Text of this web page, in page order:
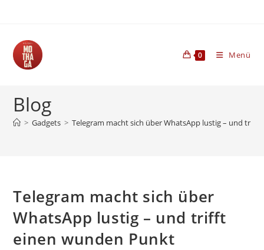
0 Menü
Blog
> Gadgets > Telegram macht sich über WhatsApp lustig – und
Telegram macht sich über
WhatsApp lustig – und trifft
einen wunden Punkt